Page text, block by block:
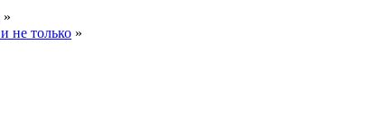
»
не только »